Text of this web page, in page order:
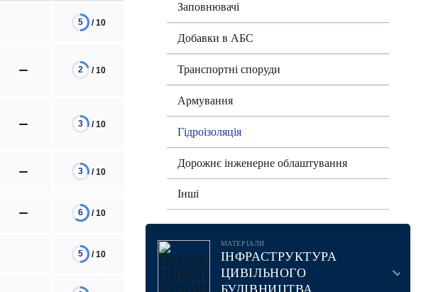
5 / 10
2 / 10
3 / 10
3 / 10
6 / 10
5 / 10
Заповнювачі
Добавки в АБС
Транспортні споруди
Армування
Гідроізоляція
Дорожнє інженерне облаштування
Інші
МАТЕРІАЛИ
ІНФРАСТРУКТУРА
ЦИВІЛЬНОГО
БУДІВНИЦТВА